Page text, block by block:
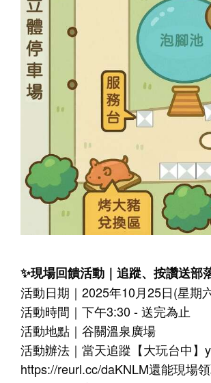
✨現場回饋活動｜追蹤、按讚送部
活動日期｜2025年10月25日(星期
活動時間｜下午3:30 - 送完為止
活動地點｜谷關溫泉廣場
活動辦法｜當天追蹤【大玩台中】
https://reurl.cc/daKNLM還能現場